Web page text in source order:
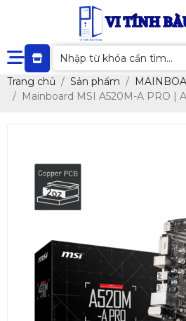
Trang chủ Sản phẩm
Mainboard MSI A520M-A PRO |